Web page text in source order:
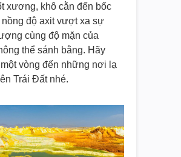
xương, khô cằn đến bốc
nồng độ axit vượt xa sự
cùng độ mặn của
thể sánh bằng. Hãy
vòng đến những nơi lạ
Trái Đất nhé.